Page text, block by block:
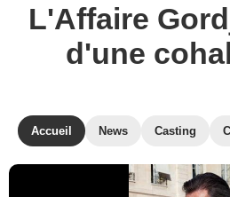
L'Affaire
d'une
Accueil News Casting